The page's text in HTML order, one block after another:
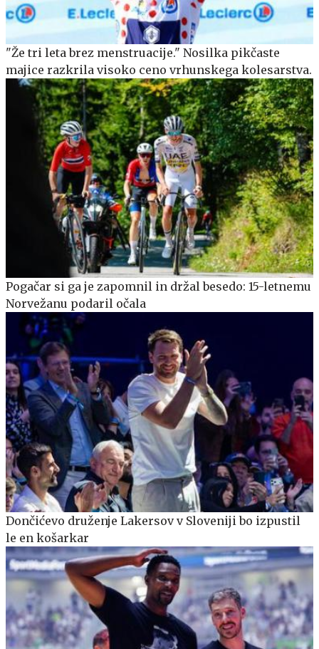
"Že tri leta brez menstruacije." Nosilka pikčaste
majice razkrila visoko ceno vrhunskega kolesarstva.
Pogačar si ga je zapomnil in držal besedo: 15-letnemu
Norvežanu podaril očala
Dončićevo druženje Lakersov v Sloveniji bo izpustil
le en košarkar